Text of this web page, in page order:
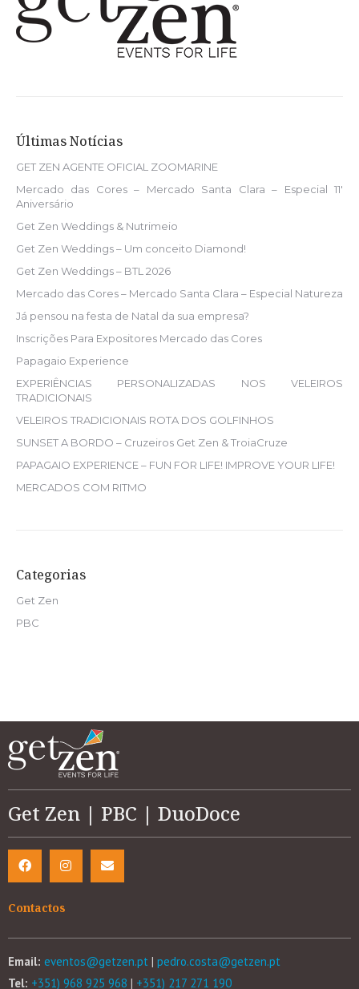
Últimas Notícias
GET ZEN AGENTE OFICIAL ZOOMARINE
Mercado das Cores – Mercado Santa Clara – Especial 11′
Aniversário
Get Zen Weddings & Nutrimeio
Get Zen Weddings – Um conceito Diamond!
Get Zen Weddings – BTL 2026
Mercado das Cores – Mercado Santa Clara – Especial Natureza
Já pensou na festa de Natal da sua empresa?
Inscrições Para Expositores Mercado das Cores
Papagaio Experience
EXPERIÊNCIAS PERSONALIZADAS NOS VELEIROS
TRADICIONAIS
VELEIROS TRADICIONAIS ROTA DOS GOLFINHOS
SUNSET A BORDO – Cruzeiros Get Zen & TroiaCruze
PAPAGAIO EXPERIENCE – FUN FOR LIFE! IMPROVE YOUR LIFE!
MERCADOS COM RITMO
Categorias
Get Zen
PBC
Get Zen | PBC | DuoDoce
Contactos
Email: eventos@getzen.pt | pedro.costa@getzen.pt
Tel: +351) 968 925 968 | +351) 217 271 190